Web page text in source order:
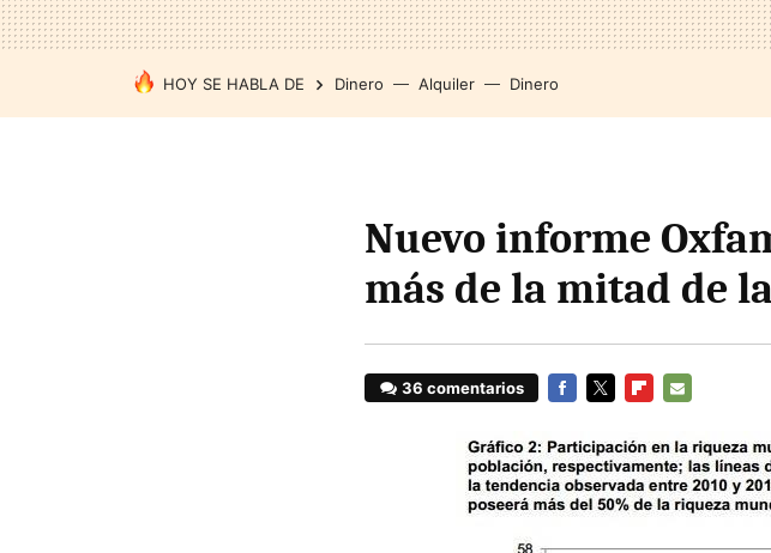
HOY SE HABLA DE Dinero Alquiler Dinero
Nuevo informe
más de la mitad de
36 comentarios
MAIL